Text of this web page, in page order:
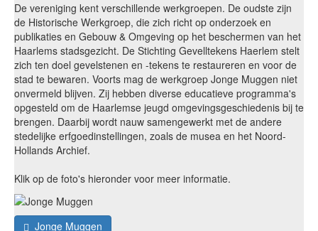
De vereniging kent verschillende werkgroepen. De oudste zijn
de Historische Werkgroep, die zich richt op onderzoek en
publikaties en Gebouw & Omgeving op het beschermen van het
Haarlems stadsgezicht. De Stichting Gevelltekens Haerlem stelt
zich ten doel gevelstenen en -tekens te restaureren en voor de
stad te bewaren. Voorts mag de werkgroep Jonge Muggen niet
onvermeld blijven. Zij hebben diverse educatieve programma's
opgesteld om de Haarlemse jeugd omgevingsgeschiedenis bij te
brengen. Daarbij wordt nauw samengewerkt met de andere
stedelijke erfgoedinstellingen, zoals de musea en het Noord-
Hollands Archief.
Klik op de foto's hieronder voor meer informatie.
Jonge Muggen